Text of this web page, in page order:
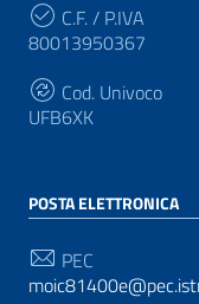
C.F. / P.IVA
80013950367
Cod. Univoco
UFB6XK
POSTA ELETTRONICA
PEC